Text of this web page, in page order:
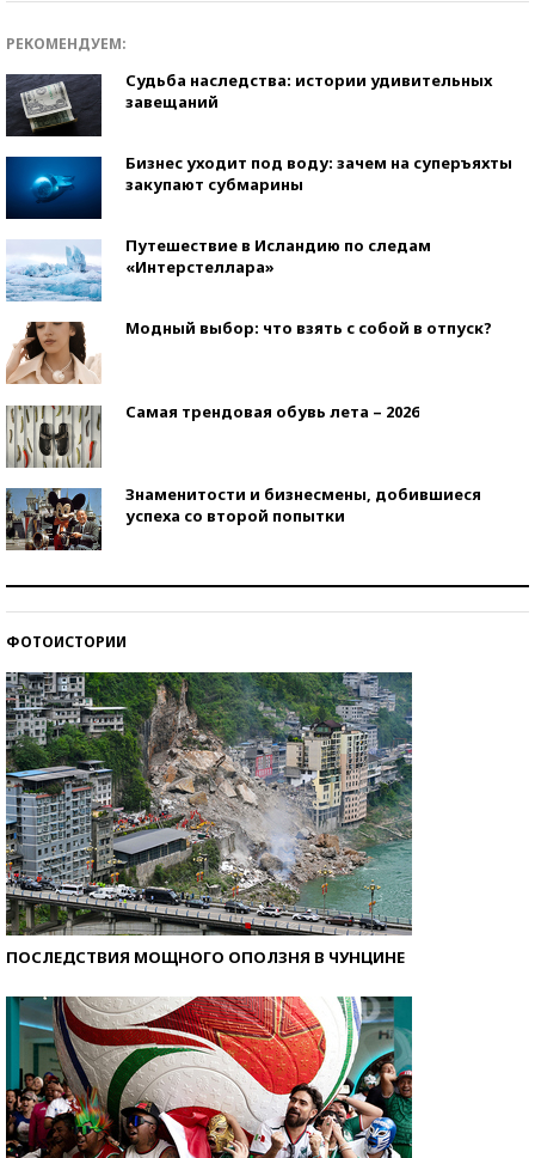
РЕКОМЕНДУЕМ:
Судьба наследства: истории удивительных
завещаний
Бизнес уходит под воду: зачем на суперъяхты
закупают субмарины
Путешествие в Исландию по следам
«Интерстеллара»
Модный выбор: что взять с собой в отпуск?
Самая трендовая обувь лета – 2026
Знаменитости и бизнесмены, добившиеся
успеха со второй попытки
ФОТОИСТОРИИ
ПОСЛЕДСТВИЯ МОЩНОГО ОПОЛЗНЯ В ЧУНЦИНЕ